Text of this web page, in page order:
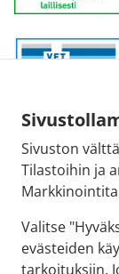
Sivuston
Tilastoihin ja
Valitse
evästeiden
tarkoituksiin.
Fimean vaihde:
029 522 3341